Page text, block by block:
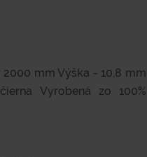
mm Výška - 10,8
Vyrobená zo